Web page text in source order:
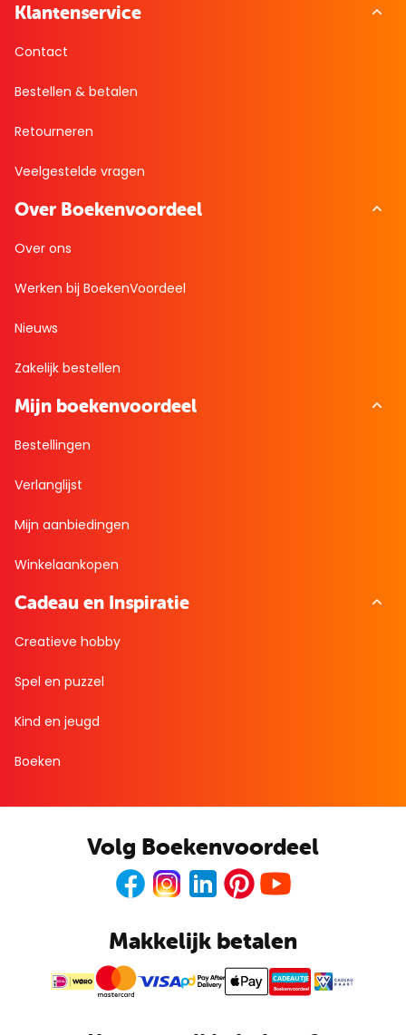
Klantenservice
Contact
Bestellen & betalen
Retourneren
Veelgestelde vragen
Over Boekenvoordeel
Over ons
Werken bij BoekenVoordeel
Nieuws
Zakelijk bestellen
Mijn boekenvoordeel
Bestellingen
Verlanglijst
Mijn aanbiedingen
Winkelaankopen
Cadeau en Inspiratie
Creatieve hobby
Spel en puzzel
Kind en jeugd
Boeken
Volg Boekenvoordeel
FacebookInstagramLinkedInPinterest
Makkelijk betalen
Boekenvoordeel
CADEAUTJE